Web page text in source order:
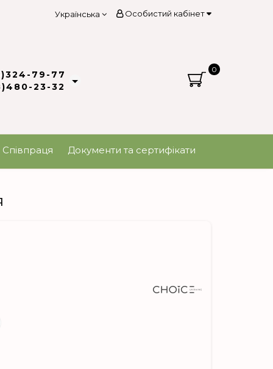
Особистий кабінет
Українська
79-77
23-32
0
Співпраця Документи та сертифікати